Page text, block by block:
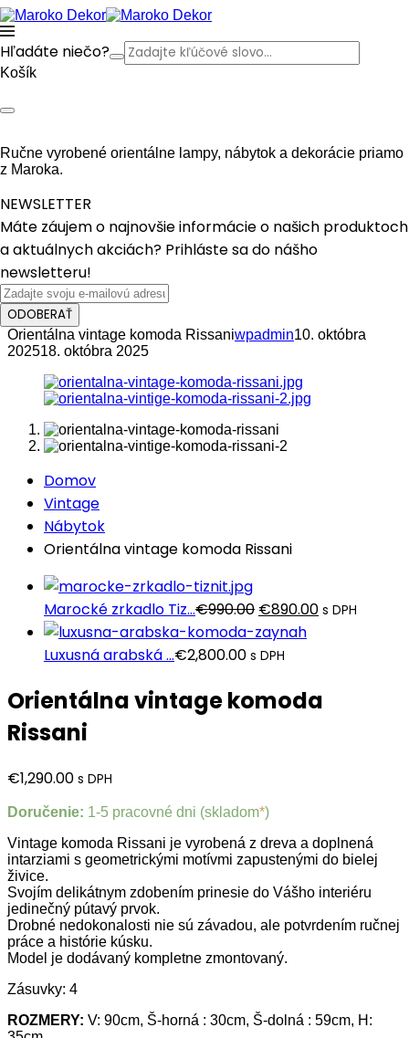
Hľadáte niečo?
Košík
Ručne vyrobené orientálne lampy, nábytok a dekorácie priamo
z Maroka.
NEWSLETTER
Máte záujem o najnovšie informácie o našich produktoch
a aktuálnych akciách? Prihláste sa do nášho
newsletteru!
ODOBERAŤ
Orientálna vintage komoda Rissaniwpadmin10. októbra
202518. októbra 2025
Domov
Vintage
Nábytok
Orientálna vintage komoda Rissani
Marocké zrkadlo Tiz...€990.00 Pôvodná
cena
bola:
€890.00Aktuálna
s DPH
Luxusná arabská ...€2,800.00 s DPH
Orientálna vintage komoda
Rissani
€1,290.00 s DPH
Doručenie: 1-5 pracovné dni (skladom*)
Vintage komoda Rissani je vyrobená z dreva a doplnená
intarziami s geometrickými motívmi zapustenými do bielej
živice.
Svojím delikátnym zdobením prinesie do Vášho interiéru
jedinečný pútavý prvok.
Drobné nedokonalosti nie sú závadou, ale potvrdením ručnej
práce a histórie kúsku.
Model je dodávaný kompletne zmontovaný.
Zásuvky: 4
ROZMERY: V: 90cm, Š-horná : 30cm, Š-dolná : 59cm, H: